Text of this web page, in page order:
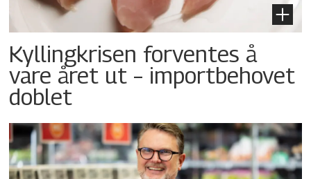
Kyllingkrisen forventes å
vare året ut – importbehovet
doblet